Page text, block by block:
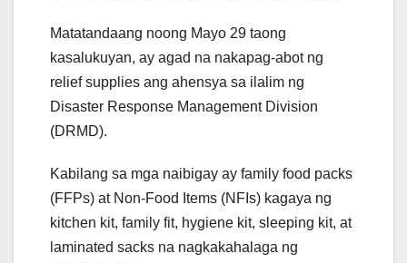
Matatandaang noong Mayo 29 taong
kasalukuyan, ay agad na nakapag-abot ng
relief supplies ang ahensya sa ilalim ng
Disaster Response Management Division
(DRMD).
Kabilang sa mga naibigay ay family food packs
(FFPs) at Non-Food Items (NFIs) kagaya ng
kitchen kit, family fit, hygiene kit, sleeping kit, at
laminated sacks na nagkakahalaga ng